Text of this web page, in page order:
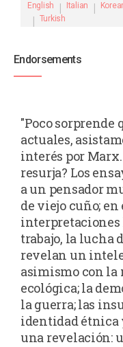
English | Italian |
| Turkish
Endorsements
"Poco sorprende
actuales,
interés por
resurja? Los
a un pensador
de viejo cuño; en
interpretaciones
trabajo, la lucha
revelan un
asimismo con
ecológica; la
la guerra; las
identidad étnica
una revelación: